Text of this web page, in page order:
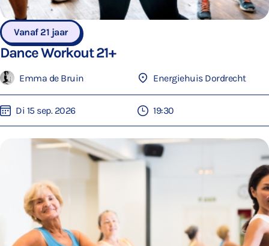
Vanaf 21 jaar
Dance Workout 21+
Emma de Bruin Energiehuis Dordrecht
Di 15 sep. 2026 19:30